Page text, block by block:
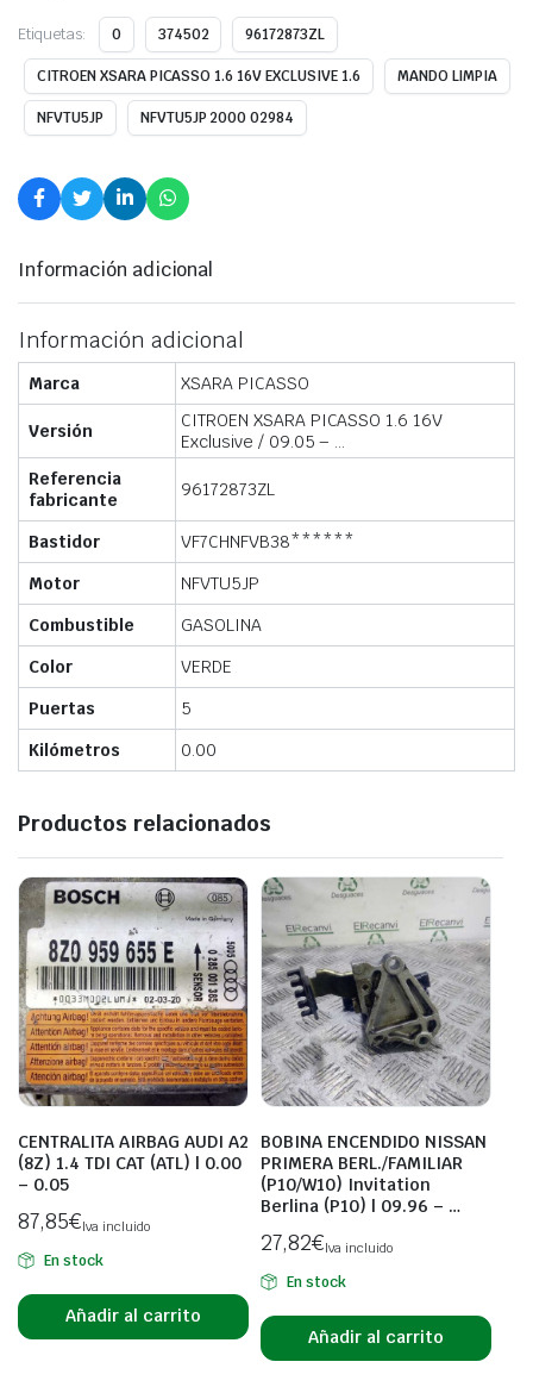
Etiquetas: 0 374502 96172873ZL
CITROEN XSARA PICASSO 1.6 16V EXCLUSIVE 1.6 MANDO LIMPIA
NFVTU5JP NFVTU5JP 2000 02984
Información adicional
Información adicional
Marca XSARA PICASSO
Versión
CITROEN XSARA PICASSO 1.6 16V
Exclusive / 09.05 – …
Referencia
fabricante
96172873ZL
Bastidor
VF7CHNFVB38******
Motor
NFVTU5JP
Combustible
GASOLINA
Color
VERDE
Puertas
5
Kilómetros
0.00
Productos relacionados
CENTRALITA AIRBAG AUDI A2
(8Z) 1.4 TDI CAT (ATL) | 0.00
– 0.05
87,85€Iva incluido
En stock
Añadir al carrito
BOBINA ENCENDIDO NISSAN
PRIMERA BERL./FAMILIAR
(P10/W10) Invitation
Berlina (P10) | 09.96 – …
27,82€Iva incluido
En stock
Añadir al carrito